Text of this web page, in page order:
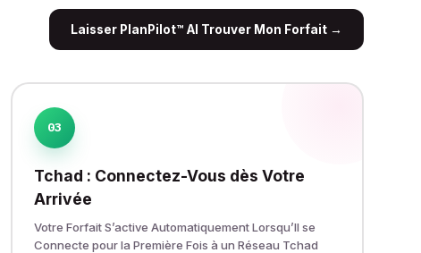
Laisser PlanPilot™ AI Trouver Mon Forfait →
03
Tchad : Connectez-Vous dès Votre
Arrivée
Votre Forfait S’active Automatiquement Lorsqu’Il se
Connecte pour la Première Fois à un Réseau Tchad